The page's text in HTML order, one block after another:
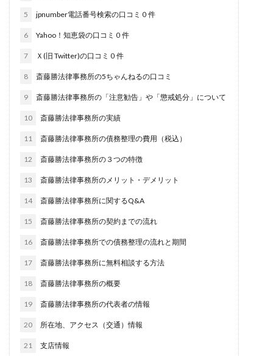
5 jpnumber電話番号検索の口コミ０件
6 Yahoo！知恵袋の口コミ０件
7 Ｘ(旧 Twitter)の口コミ０件
8 斎藤勝法律事務所の5ちゃんねるの口コミ
9 斎藤勝法律事務所の「注意勧告」や「懲戒処分」について
10 斎藤勝法律事務所の実績
11 斎藤勝法律事務所の債務整理の費用（税込）
12 斎藤勝法律事務所の３つの特徴
13 斎藤勝法律事務所のメリット・デメリット
14 斎藤勝法律事務所に関するQ&A
15 斎藤勝法律事務所の契約までの流れ
16 斎藤勝法律事務所での債務整理の流れと期間
17 斎藤勝法律事務所に無料相談する方法
18 斎藤勝法律事務所の概要
19 斎藤勝法律事務所の代表者の情報
20 所在地、アクセス（交通）情報
21 支店情報